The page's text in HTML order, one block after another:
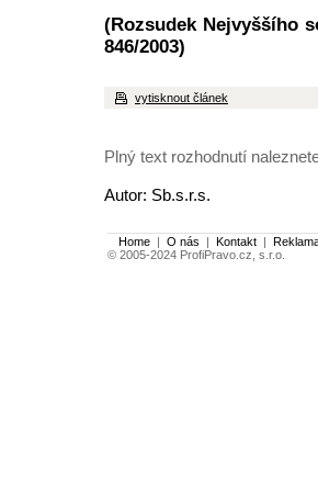
(Rozsudek Nejvyššího
846/2003)
vytisknout článek
Plný text rozhodnutí
Autor: Sb.s.r.s.
Home | O nás | Kontakt |
© 2005-2024 ProfiPravo.cz, s.r.o.